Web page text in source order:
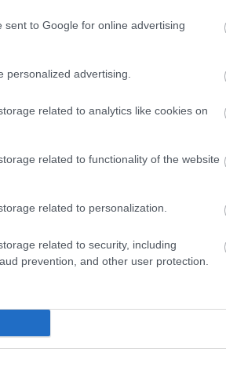
to Google for online advertising
personalized advertising.
related to analytics like cookies on
related to functionality of the website
related to personalization.
related to security, including
prevention, and other user protection.